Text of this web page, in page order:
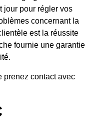
jour pour régler vos
concernant la
est la réussite
fournie une garantie
prenez contact avec